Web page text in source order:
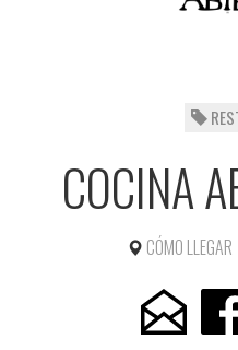
COCINA
CÓMO LLEGAR